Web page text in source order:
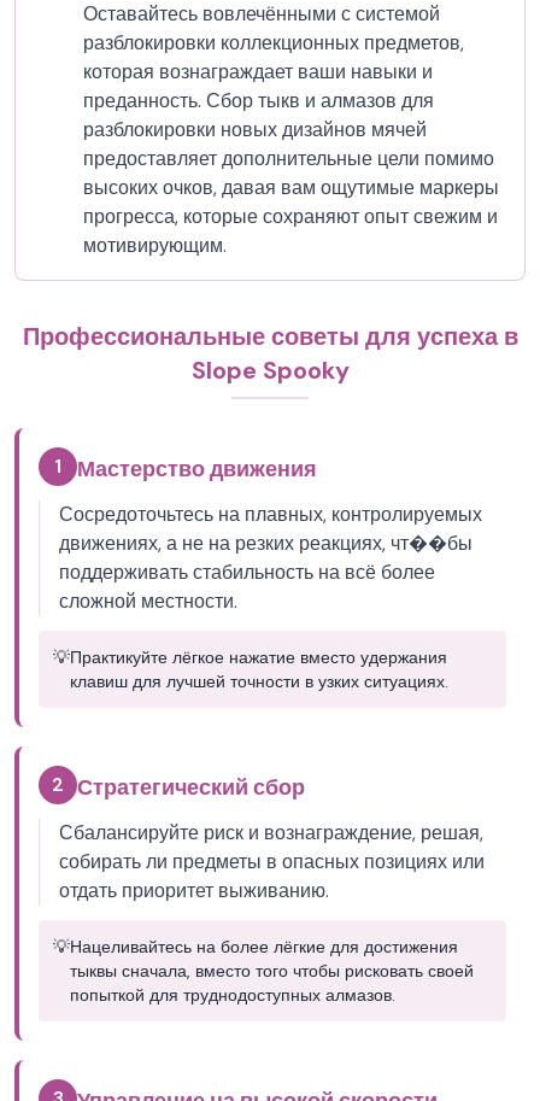
Оставайтесь вовлечёнными с системой
разблокировки коллекционных предметов,
которая вознаграждает ваши навыки и
преданность. Сбор тыкв и алмазов для
разблокировки новых дизайнов мячей
предоставляет дополнительные цели помимо
высоких очков, давая вам ощутимые маркеры
прогресса, которые сохраняют опыт свежим и
мотивирующим.
Профессиональные советы для успеха в
Slope Spooky
1 Мастерство движения
Сосредоточьтесь на плавных, контролируемых
движениях, а не на резких реакциях, чт��бы
поддерживать стабильность на всё более
сложной местности.
💡Практикуйте лёгкое нажатие вместо удержания
клавиш для лучшей точности в узких ситуациях.
2 Стратегический сбор
Сбалансируйте риск и вознаграждение, решая,
собирать ли предметы в опасных позициях или
отдать приоритет выживанию.
💡Нацеливайтесь на более лёгкие для достижения
тыквы сначала, вместо того чтобы рисковать своей
попыткой для труднодоступных алмазов.